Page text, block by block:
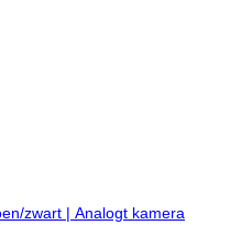
zwart | Analogt kamera